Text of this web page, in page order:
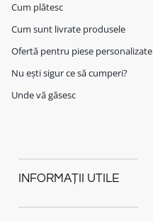
Cum plătesc
Cum sunt livrate produsele
Ofertă pentru piese personalizate
Nu ești sigur ce să cumperi?
Unde vă găsesc
INFORMAȚII UTILE